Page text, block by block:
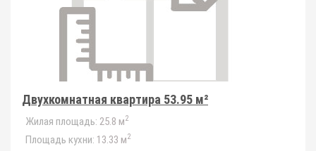
Двухкомнатная квартира 53.95 м²
Жилая площадь: 25.8 м2
Площадь кухни: 13.33 м2